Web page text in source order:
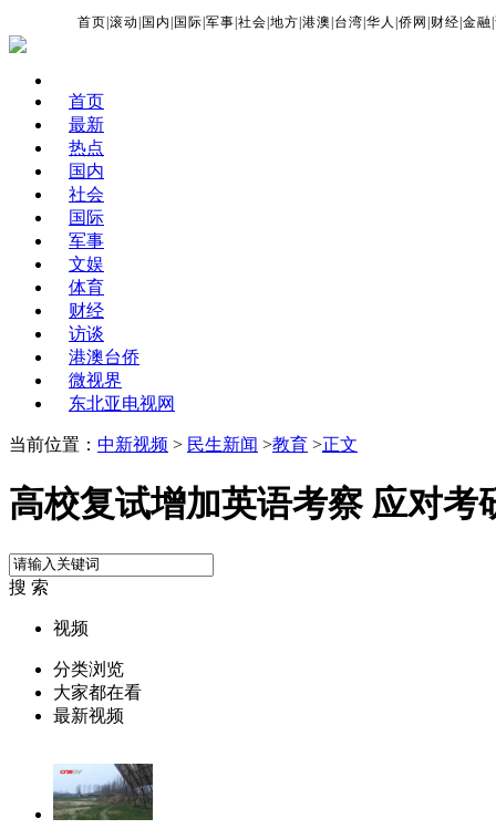
首页 |滚动 国内 国际 |军事 |社会 |地方 |港澳 台湾 |华人 |侨网 财经 |金融 |
首页
最新
热点
国内
社会
国际
军事
文娱
体育
财经
访谈
港澳台侨
微视界
东北亚电视网
当前位置： 中新视频 > 民生新闻 >教育 >正文
高校复试增加英语考察 应对考
搜 索
视频
分类浏览
大家都在看
最新视频